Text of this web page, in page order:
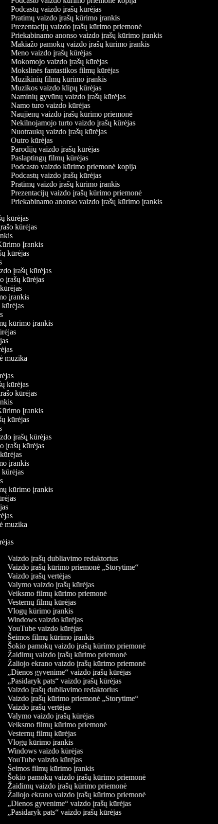
Podcastų vaizdo įrašų kūrėjas
Pratimų vaizdo įrašų kūrimo įrankis
Prezentacijų vaizdo įrašų kūrimo priemonė
Priekabinamo anonso vaizdo įrašų kūrimo įrankis
Makiažo pamokų vaizdo įrašų kūrimo įrankis
Meno vaizdo įrašų kūrėjas
Mokomojo vaizdo įrašų kūrėjas
Mokslinės fantastikos filmų kūrėjas
Muzikinių filmų kūrimo įrankis
Muzikos vaizdo klipų kūrėjas
Naminių gyvūnų vaizdo įrašų kūrėjas
Namo turo vaizdo kūrėjas
Naujienų vaizdo įrašų kūrimo priemonė
Nekilnojamojo turto vaizdo įrašų kūrėjas
Nuotraukų vaizdo įrašų kūrėjas
Outro kūrėjas
Parodijų vaizdo įrašų kūrėjas
Paslaptingų filmų kūrėjas
Podcasto vaizdo kūrimo priemonė kopija
Podcastų vaizdo įrašų kūrėjas
Pratimų vaizdo įrašų kūrimo įrankis
Prezentacijų vaizdo įrašų kūrimo priemonė
Priekabinamo anonso vaizdo įrašų kūrimo įrankis
kūrėjas
kūrėjas
Įrankis
kūrėjas
įrašų kūrėjas
įrašų kūrėjas
įrankis
kūrėjas
kūrimo įrankis
muzika
kūrėjas
kūrėjas
Įrankis
kūrėjas
įrašų kūrėjas
įrašų kūrėjas
įrankis
kūrėjas
kūrimo įrankis
muzika
Vaizdo įrašų dubliavimo redaktorius
Vaizdo įrašų kūrimo priemonė „Storytime“
Vaizdo įrašų vertėjas
Valymo vaizdo įrašų kūrėjas
Veiksmo filmų kūrimo priemonė
Vesternų filmų kūrėjas
Vlogų kūrimo įrankis
Windows vaizdo kūrėjas
YouTube vaizdo kūrėjas
Šeimos filmų kūrimo įrankis
Šokio pamokų vaizdo įrašų kūrimo priemonė
Žaidimų vaizdo įrašų kūrimo priemonė
Žaliojo ekrano vaizdo įrašų kūrimo priemonė
„Dienos gyvenime“ vaizdo įrašų kūrėjas
„Pasidaryk pats“ vaizdo įrašų kūrėjas
Vaizdo įrašų dubliavimo redaktorius
Vaizdo įrašų kūrimo priemonė „Storytime“
Vaizdo įrašų vertėjas
Valymo vaizdo įrašų kūrėjas
Veiksmo filmų kūrimo priemonė
Vesternų filmų kūrėjas
Vlogų kūrimo įrankis
Windows vaizdo kūrėjas
YouTube vaizdo kūrėjas
Šeimos filmų kūrimo įrankis
Šokio pamokų vaizdo įrašų kūrimo priemonė
Žaidimų vaizdo įrašų kūrimo priemonė
Žaliojo ekrano vaizdo įrašų kūrimo priemonė
„Dienos gyvenime“ vaizdo įrašų kūrėjas
„Pasidaryk pats“ vaizdo įrašų kūrėjas